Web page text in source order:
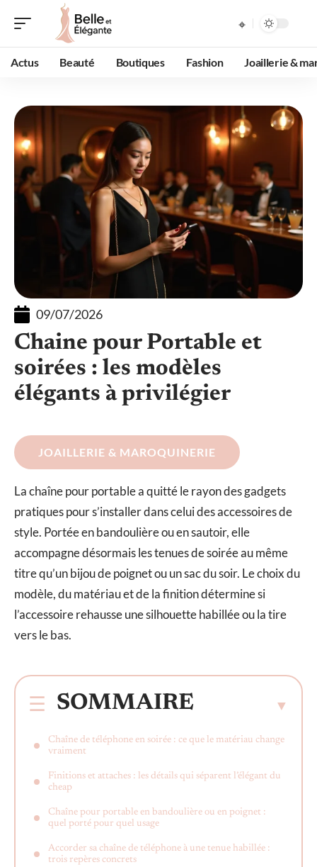
Actus Beauté Boutiques Fashion Joaillerie &
09/07/2026
Chaine pour Portable et
soirées : les modèles
élégants à privilégier
JOAILLERIE & MAROQUINERIE
La chaîne pour portable a quitté le rayon des gadgets
pratiques pour s’installer dans celui des accessoires de
style. Portée en bandoulière ou en sautoir, elle
accompagne désormais les tenues de soirée au même
titre qu’un bijou de poignet ou un sac du soir. Le choix du
modèle, du matériau et de la finition détermine si
l’accessoire rehausse une silhouette habillée ou la tire
vers le bas.
SOMMAIRE
Chaîne de téléphone en soirée : ce que le matériau change
vraiment
Finitions et attaches : les détails qui séparent l’élégant du
cheap
Chaîne pour portable en bandoulière ou en poignet :
quel porté pour quel usage
Accorder sa chaîne de téléphone à une tenue habillée :
trois repères concrets